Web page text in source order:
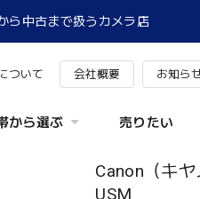
ら中古まで扱うカメラ店
ついて 会社概要 お知ら
から選ぶ 売りたい
Canon（キ
USM